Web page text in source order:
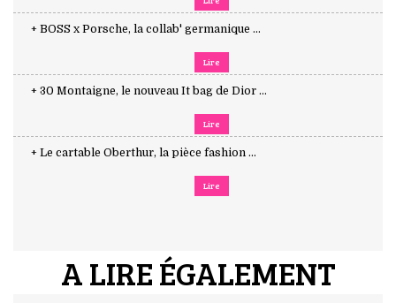
+ BOSS x Porsche, la collab' germanique ...
Lire
+ 30 Montaigne, le nouveau It bag de Dior ...
Lire
+ Le cartable Oberthur, la pièce fashion ...
Lire
A LIRE ÉGALEMENT